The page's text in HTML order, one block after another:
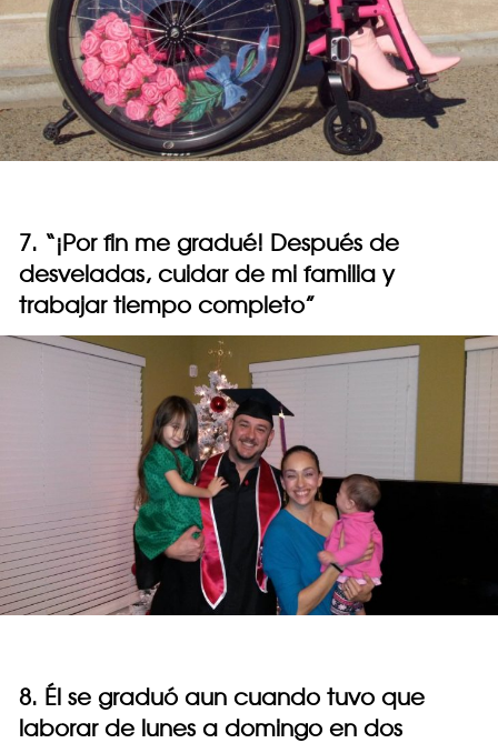
7. “¡Por fin me gradué! Después de
desveladas, cuidar de mi familia y
trabajar tiempo completo”
8. Él se graduó aun cuando tuvo que
laborar de lunes a domingo en dos